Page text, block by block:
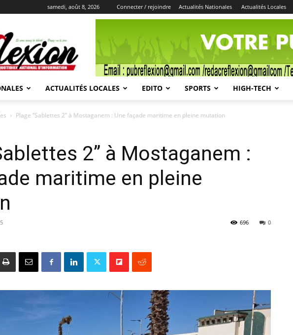
samedi, août 8, 2026 Connecter / rejoindre Actualités Nationales Actualités Locales
REFLEXION
ACTUALITÉS LOCALES EDITO SPORTS HIGH-TECH
Plage ‘’Sablettes 2’’ à Mostaganem : Une façade maritime en pleine mutation
2’’ à Mostaganem :
maritime en pleine
0
696